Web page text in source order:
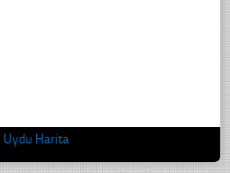
Uydu Harita